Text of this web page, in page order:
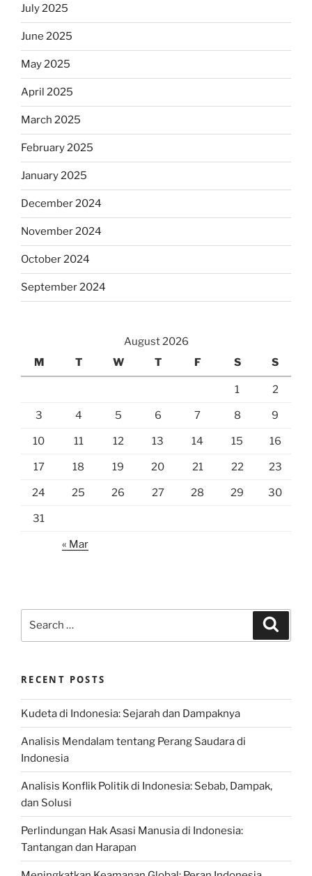
July 2025
June 2025
May 2025
April 2025
March 2025
February 2025
January 2025
December 2024
November 2024
October 2024
September 2024
August 2026
M
T W T F S S
1 2
3 4 5 6 7 8 9
10 11 12 13 14 15 16
17 18 19 20 21 22 23
24 25 26 27 28 29 30
31
« Mar
RECENT POSTS
Kudeta di Indonesia: Sejarah dan Dampaknya
Analisis Mendalam tentang Perang Saudara di
Indonesia
Analisis Konflik Politik di Indonesia: Sebab, Dampak,
dan Solusi
Perlindungan Hak Asasi Manusia di Indonesia:
Tantangan dan Harapan